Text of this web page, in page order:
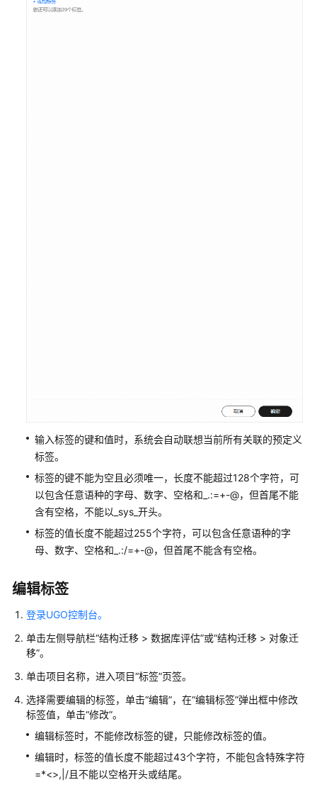
报
告
标
签
删
除
估
项
目
对
象
迁
SQL
语
句
转
输入标签的键和值时，系统会自动联想当前所有关联的预定义
标签。
标签的键不能为空且必须唯一，长度不能超过128个字符，可
以包含任意语种的字母、数字、空格和_.:=+-@，但首尾不能
含有空格，不能以_sys_开头。
标签的值长度不能超过255个字符，可以包含任意语种的字
母、数字、空格和_.:/=+-@，但首尾不能含有空格。
编辑标签
登录UGO控制台。
单击左侧导航栏“结构迁移 > 数据库评估”或“结构迁移 > 对象迁
移”。
单击项目名称，进入项目“标签”页签。
选择需要编辑的标签，单击“编辑”，在“编辑标签”弹出框中修改
标签值，单击“修改”。
编辑标签时，不能修改标签的键，只能修改标签的值。
编辑时，标签的值长度不能超过43个字符，不能包含特殊字符
=*<>,|/且不能以空格开头或结尾。